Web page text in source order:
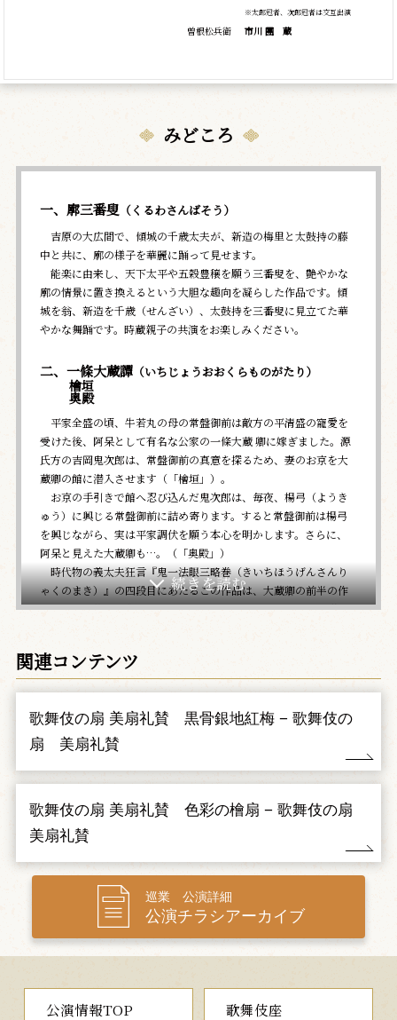
曽根松兵衛
※太郎冠者、次郎冠者は交互出演
市川 團 蔵
みどころ
一、廓三番叟 （くるわさんばそう）
吉原の大広間で、傾城の千歳太夫が、新造の梅里と太鼓持の藤
中と共に、廓の様子を華麗に踊って見せます。
能楽に由来し、天下太平や五穀豊穣を願う三番叟を、艶やかな
廓の情景に置き換えるという大胆な趣向を凝らした作品です。傾
城を翁、新造を千歳（せんざい）、太鼓持を三番叟に見立てた華
やかな舞踊です。時蔵親子の共演をお楽しみください。
二、一條大蔵譚（いちじょうおおくらものがたり）
檜垣
奥殿
平家全盛の頃、牛若丸の母の常盤御前は敵方の平清盛の寵愛を
受けた後、阿呆として有名な公家の一條大蔵 卿に嫁ぎました。源
氏方の吉岡鬼次郎は、常盤御前の真意を探るため、妻のお京を大
蔵卿の館に潜入させます（「檜垣」）。
お京の手引きで館へ忍び込んだ鬼次郎は、毎夜、楊弓（ようき
ゅう）に興じる常盤御前に詰め寄ります。すると常盤御前は楊弓
を興じながら、実は平家調伏を願う本心を明かします。さらに、
阿呆と見えた大蔵卿も…。（「奥殿」）
時代物の義太夫狂言『鬼一法眼三略巻（きいちほうげんさんり
ゃくのまき）』の四段目にあたるこの作品は、大蔵卿の前半の作
り阿呆と、後半の聡明な公 という演じ分けが見どころです。菊五
三、棒しばり （ぼうしばり）
大名に仕えている太郎冠者（たろうかじゃ）と次郎冠者（じろ
うかじゃ）は無類の酒好きです。大名が外出するたびふたりが酒
蔵の酒を盗み飲むので、困り果てた大名は、太郎冠者を後ろ手に
縛り、次郎冠者の両手を棒に縛って、外出します。しかし、ふた
りは縛られたまま酒蔵へ行き、助け合って酒を飲み、唄ったり、
舞ったりなど大騒ぎです。
狂言をもとにした松羽目物（まつばめもの）の人気作です。今
回は、太郎冠者と次郎冠者を松緑と菊之助が交互に勤めることも
話題となります。
関連コンテンツ
歌舞伎の扇 美扇礼賛 黒骨銀地紅梅 − 歌舞伎の
扇 美扇礼賛
歌舞伎の扇 美扇礼賛 色彩の檜扇 − 歌舞伎の扇
美扇礼賛
巡業 公演詳細
公演チラシアーカイブ
公演情報TOP 歌舞伎座